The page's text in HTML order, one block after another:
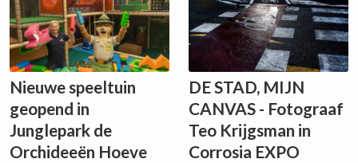
Nieuwe speeltuin
geopend in
Junglepark de
Orchideeën Hoeve
DE STAD, MIJN
CANVAS - Fotograaf
Teo Krijgsman in
Corrosia EXPO